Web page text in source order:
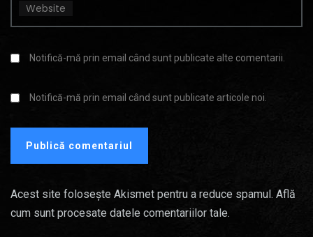
Website
Notifică-mă prin email când sunt publicate alte comentarii.
Notifică-mă prin email când sunt publicate articole noi.
Acest site folosește Akismet pentru a reduce spamul. Află
cum sunt procesate datele comentariilor tale.